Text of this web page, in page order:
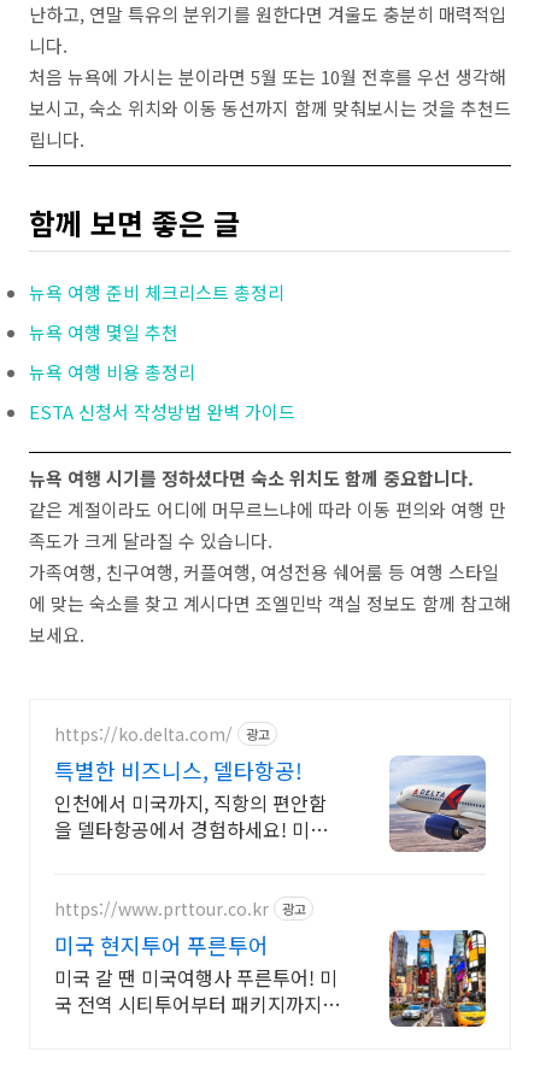
난하고, 연말 특유의 분위기를 원한다면 겨울도 충분히 매력적입
니다.
처음 뉴욕에 가시는 분이라면 5월 또는 10월 전후를 우선 생각해
보시고, 숙소 위치와 이동 동선까지 함께 맞춰보시는 것을 추천드
립니다.
함께 보면 좋은 글
뉴욕 여행 준비 체크리스트 총정리
뉴욕 여행 몇일 추천
뉴욕 여행 비용 총정리
ESTA 신청서 작성방법 완벽 가이드
뉴욕 여행 시기를 정하셨다면 숙소 위치도 함께 중요합니다.
같은 계절이라도 어디에 머무르느냐에 따라 이동 편의와 여행 만
족도가 크게 달라질 수 있습니다.
가족여행, 친구여행, 커플여행, 여성전용 쉐어룸 등 여행 스타일
에 맞는 숙소를 찾고 계시다면 조엘민박 객실 정보도 함께 참고해
보세요.
https://ko.delta.com/ 광고
특별한 비즈니스, 델타항공!
인천에서 미국까지, 직항의 편안함
을 델타항공에서 경험하세요! 미국
https://www.prttour.co.kr 광고
미국 현지투어 푸른투어
미국 갈 땐 미국여행사 푸른투어! 미
국 전역 시티투어부터 패키지까지